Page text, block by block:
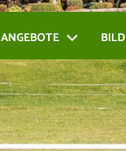
öffnen- Menü
ANGEBOTE